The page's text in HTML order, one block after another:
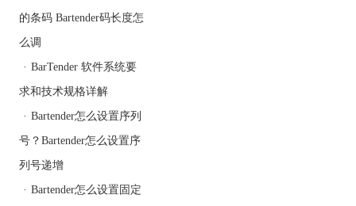
BarTender教程服务中心
的条码 Bartender码长度怎
么调
· BarTender 软件系统要
求和技术规格详解
· Bartender怎么设置序列
号？Bartender怎么设置序
列号递增
· Bartender怎么设置固定